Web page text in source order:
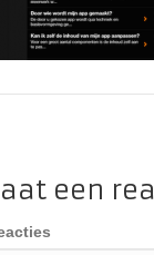
een